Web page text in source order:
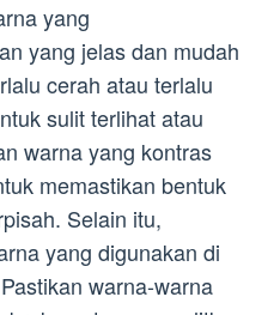
yang
yang jelas dan mudah
cerah atau terlalu
sulit terlihat atau
warna yang kontras
memastikan bentuk
Selain itu,
yang digunakan di
warna-warna